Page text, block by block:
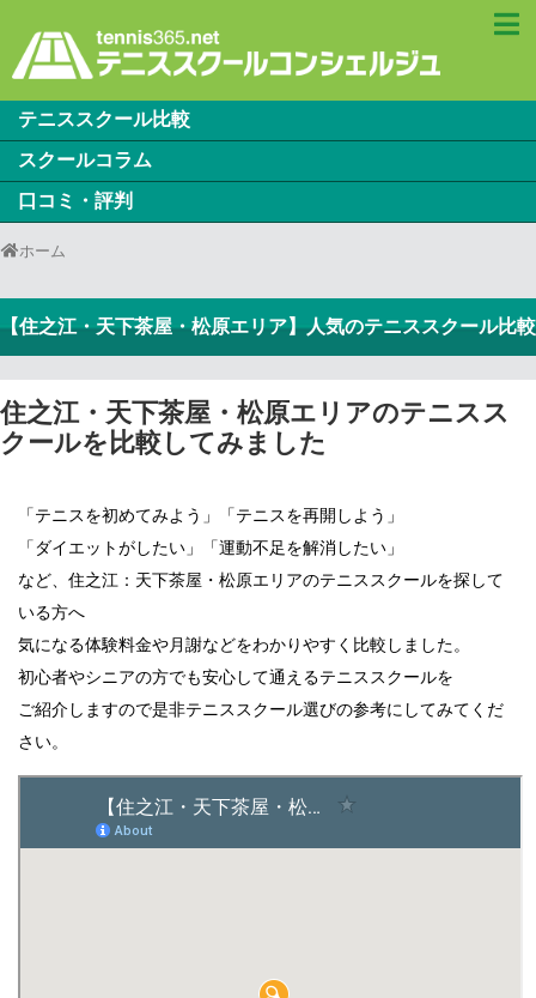
テニススクール比較
スクールコラム
口コミ・評判
ホーム
【住之江・天下茶屋・松原エリア】人気のテニススクール比較
住之江・天下茶屋・松原エリアのテニスス
クールを比較してみました
「テニスを初めてみよう」「テニスを再開しよう」
「ダイエットがしたい」「運動不足を解消したい」
など、住之江：天下茶屋・松原エリアのテニススクールを探して
いる方へ
気になる体験料金や月謝などをわかりやすく比較しました。
初心者やシニアの方でも安心して通えるテニススクールを
ご紹介しますので是非テニススクール選びの参考にしてみてくだ
さい。